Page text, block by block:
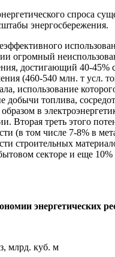
спроса
энергосбережения.
огромный
достигающий 40-45%
(460-540 млн. т усл.
использование
добычи топлива,
в
Вторая треть этого
(в том числе 7-8% в
строительных
секторе и еще 10%
энергетических
млрд. куб. м